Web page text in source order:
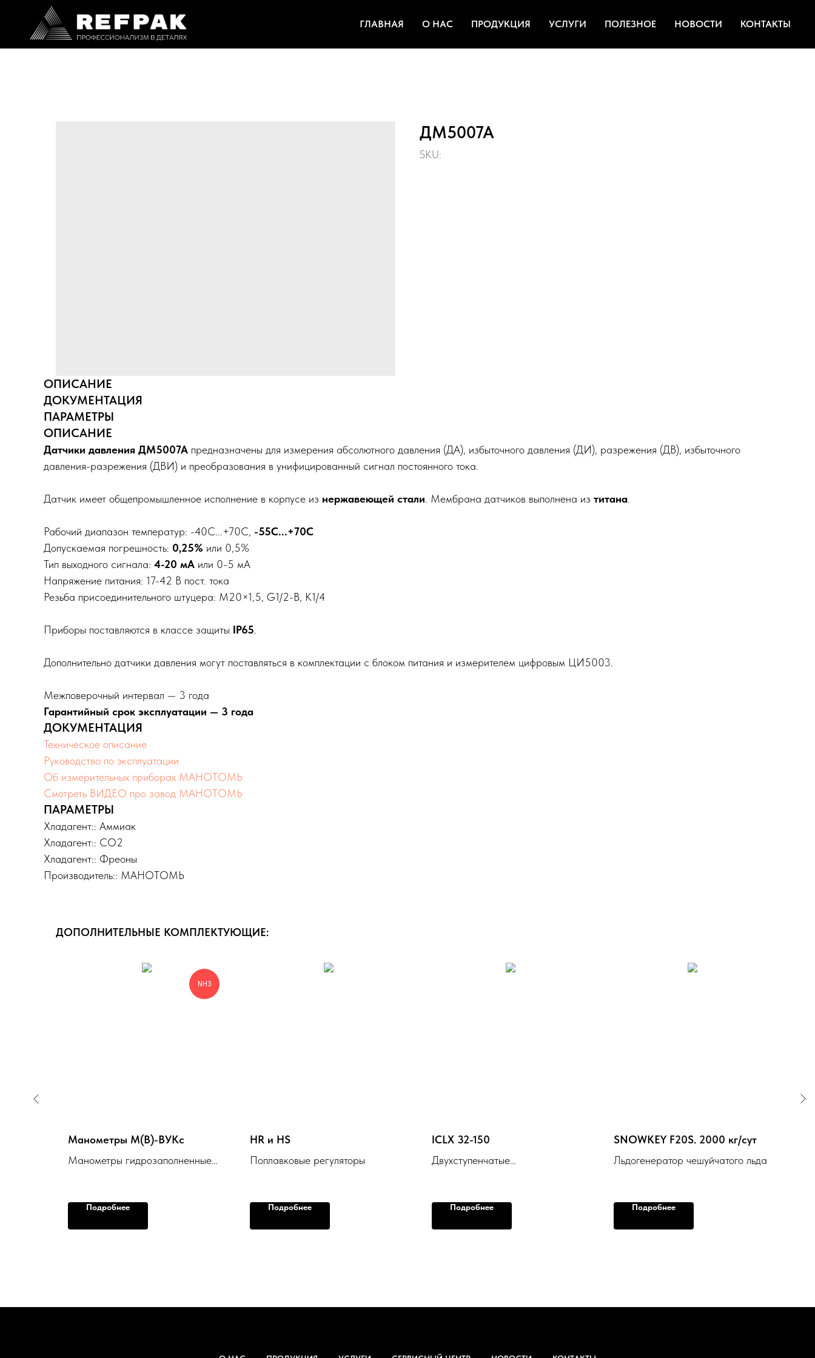
ГЛАВНАЯ О НАС ПРОДУКЦИЯ УСЛУГИ ПОЛЕЗНОЕ НОВОСТИ КОНТАКТЫ
ДМ5007А
SKU:
ОПИСАНИЕ
ДОКУМЕНТАЦИЯ
ПАРАМЕТРЫ
ОПИСАНИЕ
Датчики давления ДМ5007А предназначены для измерения абсолютного давления (ДА), избыточного давления (ДИ), разрежения (ДВ), избыточного
давления-разрежения (ДВИ) и преобразования в унифицированный сигнал постоянного тока.
Датчик имеет общепромышленное исполнение в корпусе из нержавеющей стали . Мембрана датчиков выполнена из титана
Рабочий диапазон температур: -40С...+70С, -55С...+70С
Допускаемая погрешность: 0,25% или 0,5%
Тип выходного сигнала: 4-20 мА или 0-5 мА
Напряжение питания: 17-42 В пост. тока
Резьба присоединительного штуцера: М20×1,5, G1/2-B, K1/4
Приборы поставляются в классе защиты IP65
Дополнительно датчики давления могут поставляться в комплектации с блоком питания и измерителем цифровым ЦИ5003.
Межповерочный интервал — 3 года
Гарантийный срок эксплуатации — 3 года
ДОКУМЕНТАЦИЯ
Техническое описание
Руководство по эксплуатации
Об измерительных приборах МАНОТОМЬ
Смотреть ВИДЕО про завод МАНОТОМЬ
ПАРАМЕТРЫ
Хладагент:: Аммиак
Хладагент:: СО2
Хладагент:: Фреоны
Производитель:: МАНОТОМЬ
ДОПОЛНИТЕЛЬНЫЕ КОМПЛЕКТУЮЩИЕ:
NH3
Манометры М(В)-ВУКс
Манометры гидрозаполненные
Подробнее
HR и HS
Поплавковые регуляторы
Подробнее
ICLX 32-150
Двухступенчатые
Подробнее
SNOWKEY F20S. 2000 кг/сут
Льдогенератор чешуйчатого льда
Подробнее